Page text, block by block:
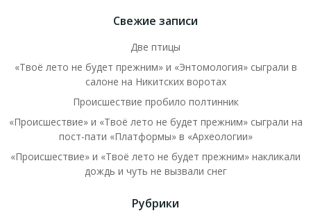
Свежие записи
Две птицы
«Твоё лето не будет прежним» и «Энтомология» сыграли в
салоне на Никитских воротах
Происшествие пробило полтинник
«Происшествие» и «Твоё лето не будет прежним» сыграли на
пост-пати «Платформы» в «Археологии»
«Происшествие» и «Твоё лето не будет прежним» накликали
дождь и чуть не вызвали снег
Рубрики